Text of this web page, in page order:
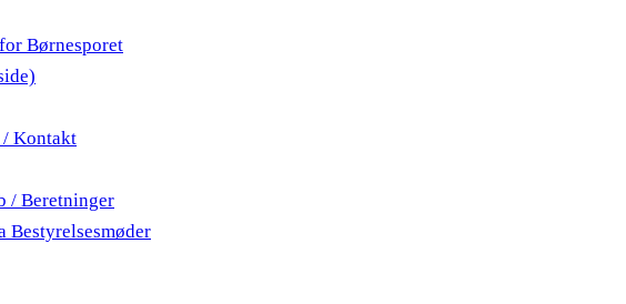
Børnesporet
/ Kontakt
/ Beretninger
Bestyrelsesmøder